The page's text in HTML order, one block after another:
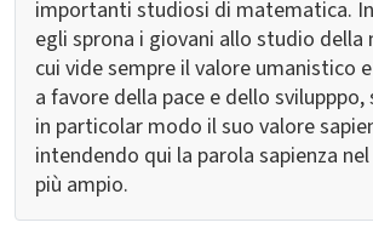
importanti studiosi di matematica.
egli sprona i giovani allo studio
cui vide sempre il valore umanistico
a favore della pace e dello
in particolar modo il suo valore
intendendo qui la parola sapienza
più ampio.